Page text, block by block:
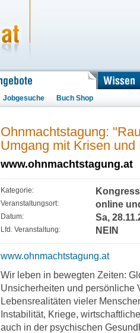
Jobgesuche Buch Shop
Ohnmachtstagung:
Umgang mit Krisen
www.ohnmachtstagung.at
Kategorie:
Veranstaltungsort: online
Datum: Sa,
Lfd. Veranstaltung: NEIN
www.ohnmachtstagung.at
Wir leben in bewegten Zeiten:
Unsicherheiten und persönliche
Lebensrealitäten vieler
Instabilität, Kriege,
auch in der psychischen